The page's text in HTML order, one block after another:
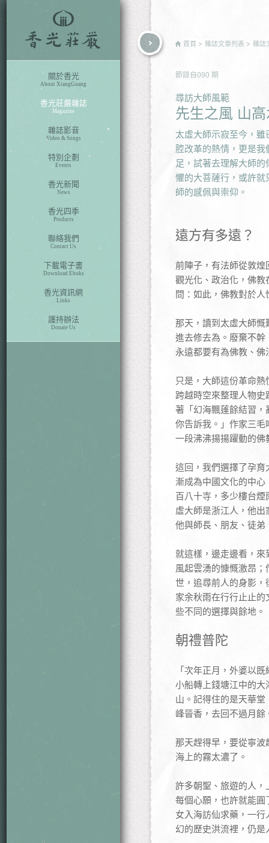
關於香光
About XiangGuang
香光莊嚴雜誌
Magazine
雜誌影音
Video & Songs
特別企劃
Events
香光新聞
News
香光四季
Products
聯絡我們
Contact Us
下載電子書
Download Eboks
香光資訊網
Links
護持辦法
Donate Us
首頁 雜誌文章列表 雜誌
節錄自 090 期
尋訪大師風範
先生之風 山
太虛大師示寂至今，
腔改革的熱情，更是
足，試著去理解大師
懼的大菩薩行，或許
師的感佩與崇仰。
遠方有多遠？
前陣子，有法師從敦
觀光化、政治化，佛
問：如此，佛教對於
那天，讀到太虛大師
進去修去為。廢棄不
永遠都要有為佛教、
只是，大師這份革命
跨越時空來整理人物
著「幻海飄蓬餘結習
你告訴我。」作家三
一段沸沸揚揚躍動的佛
這回，我們選擇了孕
漸成為中國文化的中
百八十寺，多少樓台
虛大師是浙江人，他
他與師長、朋友、徒
就這樣，邊走邊看，
風起雲湧的慷慨激昂
世，追尋前人的身影
家余秋雨在行行止止
些不同的選擇與餘地。
朝禮普陀
「次年正月，外婆以
小船轉上錢塘江中的
山。記得住的是天華
峰晉香，去回不過月
那天趕得早，要從寧波
海上的霧太濃了。
許多朝聖、旅遊的人
每個心願，也許就能
女入海訪仙求藥，一
幻的歷史洪流裡，仍